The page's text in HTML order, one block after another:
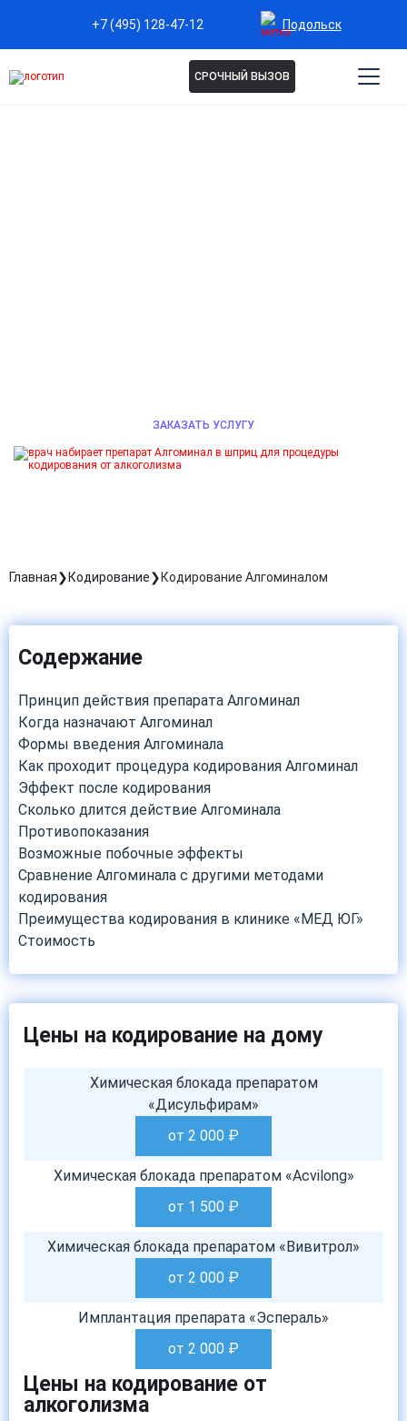
+7 (495) 128-47-12 Подольск
СРОЧНЫЙ ВЫЗОВ
ЗАКАЗАТЬ УСЛУГУ
Главная Кодирование Кодирование Алгоминалом
Содержание
Принцип действия препарата Алгоминал
Когда назначают Алгоминал
Формы введения Алгоминала
Как проходит процедура кодирования Алгоминал
Эффект после кодирования
Сколько длится действие Алгоминала
Противопоказания
Возможные побочные эффекты
Сравнение Алгоминала с другими методами
кодирования
Преимущества кодирования в клинике «МЕД ЮГ»
Стоимость
Цены на кодирование на дому
Химическая блокада препаратом
«Дисульфирам»
от 2 000 ₽
Химическая блокада препаратом «Acvilong»
от 1 500 ₽
Химическая блокада препаратом «Вивитрол»
от 2 000 ₽
Имплантация препарата «Эспераль»
от 2 000 ₽
Цены на кодирование от
алкоголизма